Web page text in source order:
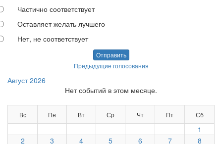
Частично соответствует
Оставляет желать лучшего
Нет, не соответствует
Отправить
Предыдущие голосования
Август 2026
Нет событий в этом месяце.
Вс Пн Вт Ср Чт Пт Сб
1
2
3 4 5 6 7 8